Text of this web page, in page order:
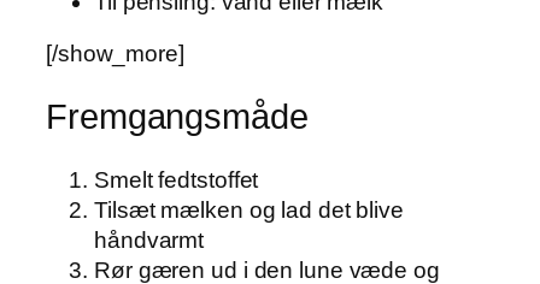
[/show_more]
Fremgangsmåde
Smelt fedtstoffet
Tilsæt mælken og lad det blive
håndvarmt
Rør gæren ud i den lune væde og